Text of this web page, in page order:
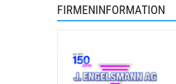
FIRMENINFORMATION